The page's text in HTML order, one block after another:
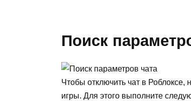
Поиск
Чтобы отключить чат в Роблоксе,
игры. Для этого выполните